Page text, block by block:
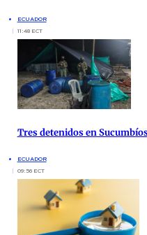
ECUADOR
11:48 ECT
Tres detenidos en
ECUADOR
09:56 ECT